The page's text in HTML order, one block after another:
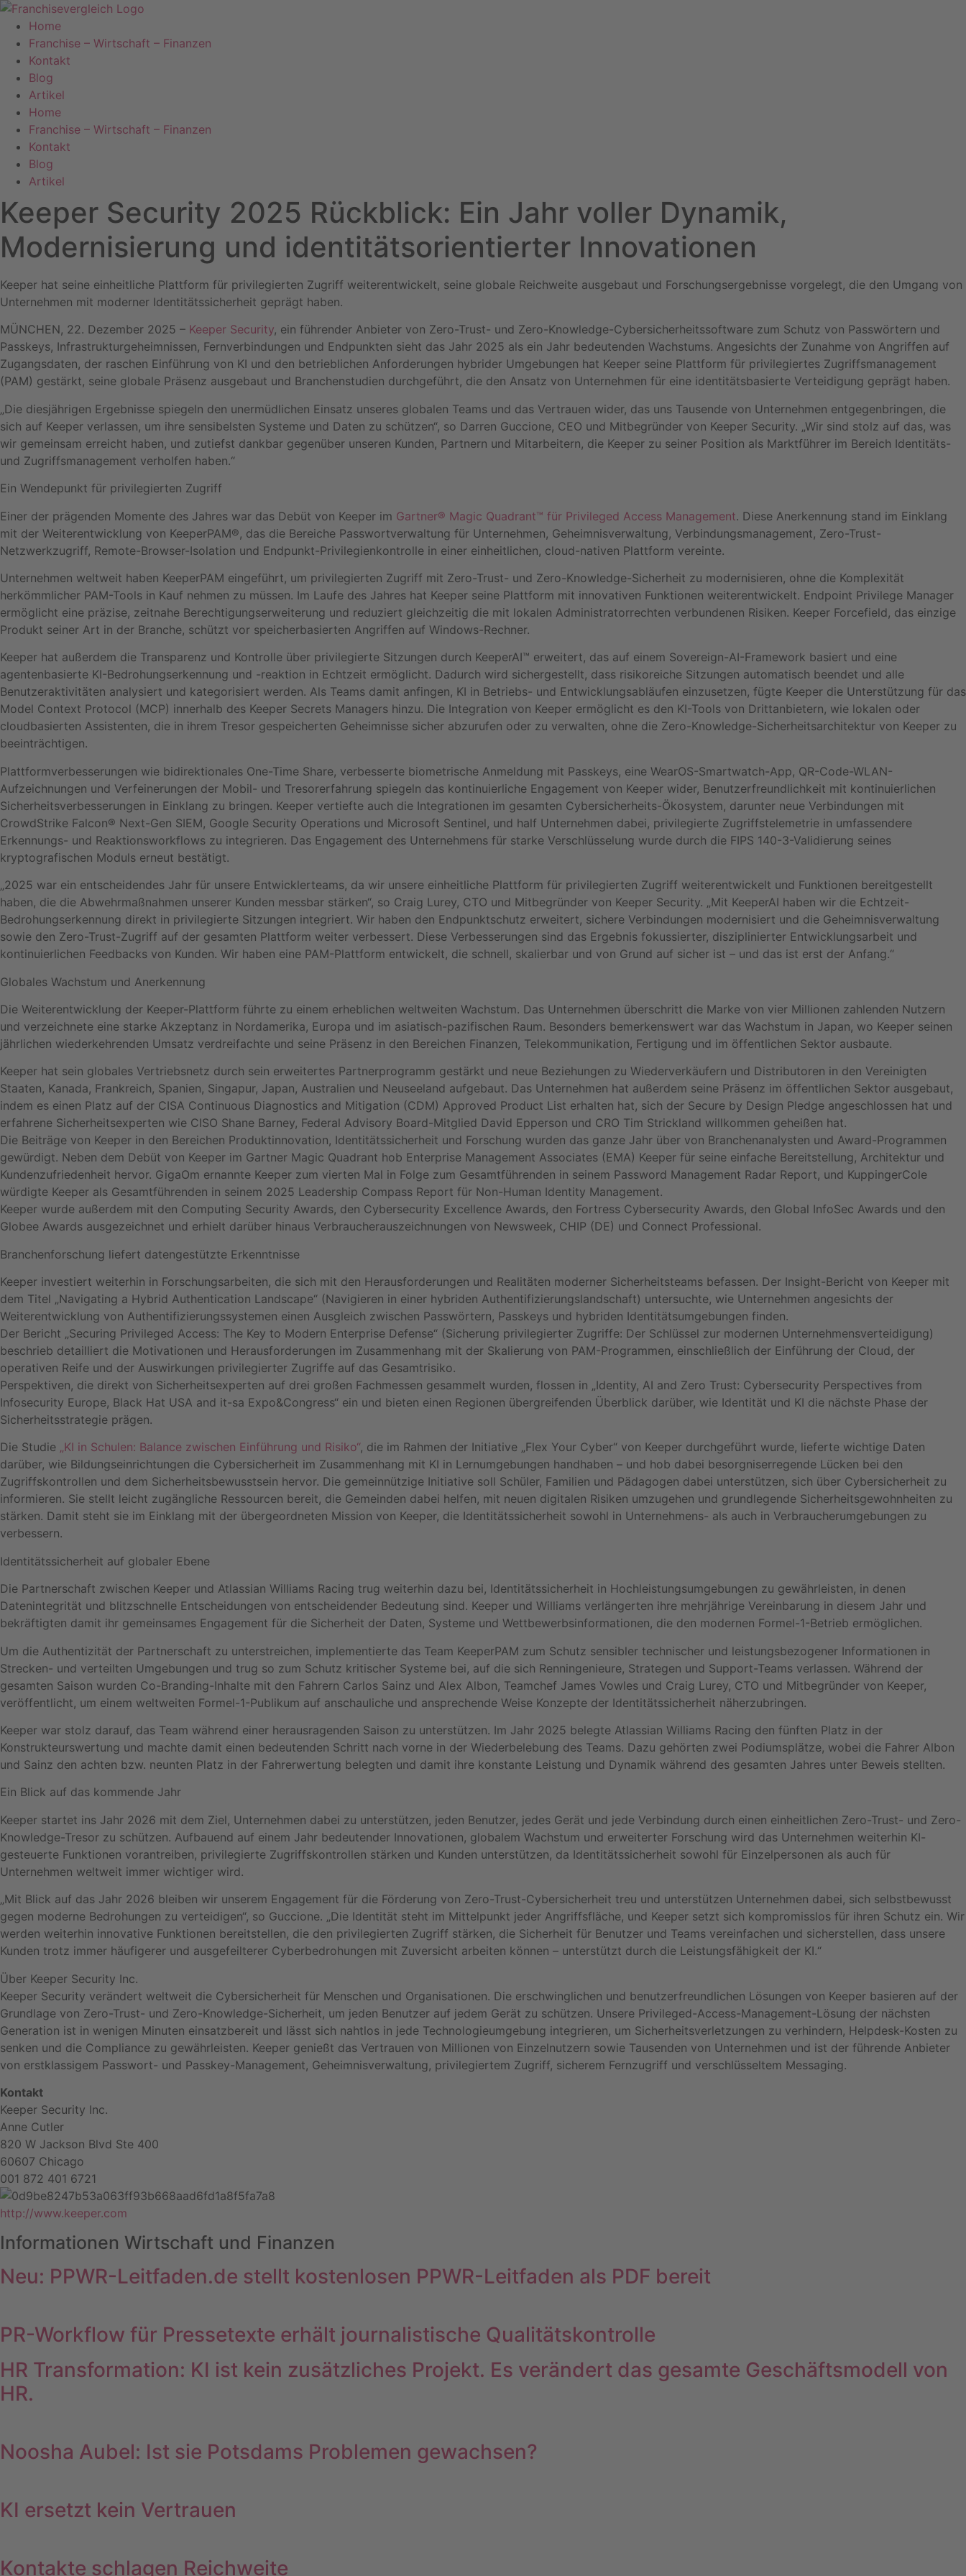
Zum
Inhalt
springen
Home
Franchise – Wirtschaft – Finanzen
Kontakt
Blog
Artikel
Home
Franchise – Wirtschaft – Finanzen
Kontakt
Blog
Artikel
Keeper Security 2025 Rückblick: Ein Jahr voller Dynamik,
Modernisierung und identitätsorientierter Innovationen
Keeper hat seine einheitliche Plattform für privilegierten Zugriff weiterentwickelt, seine globale Reichweite ausgebaut und Forschungsergebnisse vorgelegt, die den Umgang von
Unternehmen mit moderner Identitätssicherheit geprägt haben.
MÜNCHEN, 22. Dezember 2025 – Keeper Security, ein führender Anbieter von Zero-Trust- und Zero-Knowledge-Cybersicherheitssoftware zum Schutz von Passwörtern und
Passkeys, Infrastrukturgeheimnissen, Fernverbindungen und Endpunkten sieht das Jahr 2025 als ein Jahr bedeutenden Wachstums. Angesichts der Zunahme von Angriffen auf
Zugangsdaten, der raschen Einführung von KI und den betrieblichen Anforderungen hybrider Umgebungen hat Keeper seine Plattform für privilegiertes Zugriffsmanagement
(PAM) gestärkt, seine globale Präsenz ausgebaut und Branchenstudien durchgeführt, die den Ansatz von Unternehmen für eine identitätsbasierte Verteidigung geprägt haben.
„Die diesjährigen Ergebnisse spiegeln den unermüdlichen Einsatz unseres globalen Teams und das Vertrauen wider, das uns Tausende von Unternehmen entgegenbringen, die
sich auf Keeper verlassen, um ihre sensibelsten Systeme und Daten zu schützen“, so Darren Guccione, CEO und Mitbegründer von Keeper Security. „Wir sind stolz auf das, was
wir gemeinsam erreicht haben, und zutiefst dankbar gegenüber unseren Kunden, Partnern und Mitarbeitern, die Keeper zu seiner Position als Marktführer im Bereich Identitäts-
und Zugriffsmanagement verholfen haben.“
Ein Wendepunkt für privilegierten Zugriff
Einer der prägenden Momente des Jahres war das Debüt von Keeper im Gartner® Magic Quadrant™ für Privileged Access Management. Diese Anerkennung stand im Einklang
mit der Weiterentwicklung von KeeperPAM®, das die Bereiche Passwortverwaltung für Unternehmen, Geheimnisverwaltung, Verbindungsmanagement, Zero-Trust-
Netzwerkzugriff, Remote-Browser-Isolation und Endpunkt-Privilegienkontrolle in einer einheitlichen, cloud-nativen Plattform vereinte.
Unternehmen weltweit haben KeeperPAM eingeführt, um privilegierten Zugriff mit Zero-Trust- und Zero-Knowledge-Sicherheit zu modernisieren, ohne die Komplexität
herkömmlicher PAM-Tools in Kauf nehmen zu müssen. Im Laufe des Jahres hat Keeper seine Plattform mit innovativen Funktionen weiterentwickelt. Endpoint Privilege Manager
ermöglicht eine präzise, zeitnahe Berechtigungserweiterung und reduziert gleichzeitig die mit lokalen Administratorrechten verbundenen Risiken. Keeper Forcefield, das einzige
Produkt seiner Art in der Branche, schützt vor speicherbasierten Angriffen auf Windows-Rechner.
Keeper hat außerdem die Transparenz und Kontrolle über privilegierte Sitzungen durch KeeperAI™ erweitert, das auf einem Sovereign-AI-Framework basiert und eine
agentenbasierte KI-Bedrohungserkennung und -reaktion in Echtzeit ermöglicht. Dadurch wird sichergestellt, dass risikoreiche Sitzungen automatisch beendet und alle
Benutzeraktivitäten analysiert und kategorisiert werden. Als Teams damit anfingen, KI in Betriebs- und Entwicklungsabläufen einzusetzen, fügte Keeper die Unterstützung für das
Model Context Protocol (MCP) innerhalb des Keeper Secrets Managers hinzu. Die Integration von Keeper ermöglicht es den KI-Tools von Drittanbietern, wie lokalen oder
cloudbasierten Assistenten, die in ihrem Tresor gespeicherten Geheimnisse sicher abzurufen oder zu verwalten, ohne die Zero-Knowledge-Sicherheitsarchitektur von Keeper zu
beeinträchtigen.
Plattformverbesserungen wie bidirektionales One-Time Share, verbesserte biometrische Anmeldung mit Passkeys, eine WearOS-Smartwatch-App, QR-Code-WLAN-
Aufzeichnungen und Verfeinerungen der Mobil- und Tresorerfahrung spiegeln das kontinuierliche Engagement von Keeper wider, Benutzerfreundlichkeit mit kontinuierlichen
Sicherheitsverbesserungen in Einklang zu bringen. Keeper vertiefte auch die Integrationen im gesamten Cybersicherheits-Ökosystem, darunter neue Verbindungen mit
CrowdStrike Falcon® Next-Gen SIEM, Google Security Operations und Microsoft Sentinel, und half Unternehmen dabei, privilegierte Zugriffstelemetrie in umfassendere
Erkennungs- und Reaktionsworkflows zu integrieren. Das Engagement des Unternehmens für starke Verschlüsselung wurde durch die FIPS 140-3-Validierung seines
kryptografischen Moduls erneut bestätigt.
„2025 war ein entscheidendes Jahr für unsere Entwicklerteams, da wir unsere einheitliche Plattform für privilegierten Zugriff weiterentwickelt und Funktionen bereitgestellt
haben, die die Abwehrmaßnahmen unserer Kunden messbar stärken“, so Craig Lurey, CTO und Mitbegründer von Keeper Security. „Mit KeeperAI haben wir die Echtzeit-
Bedrohungserkennung direkt in privilegierte Sitzungen integriert. Wir haben den Endpunktschutz erweitert, sichere Verbindungen modernisiert und die Geheimnisverwaltung
sowie den Zero-Trust-Zugriff auf der gesamten Plattform weiter verbessert. Diese Verbesserungen sind das Ergebnis fokussierter, disziplinierter Entwicklungsarbeit und
kontinuierlichen Feedbacks von Kunden. Wir haben eine PAM-Plattform entwickelt, die schnell, skalierbar und von Grund auf sicher ist – und das ist erst der Anfang.“
Globales Wachstum und Anerkennung
Die Weiterentwicklung der Keeper-Plattform führte zu einem erheblichen weltweiten Wachstum. Das Unternehmen überschritt die Marke von vier Millionen zahlenden Nutzern
und verzeichnete eine starke Akzeptanz in Nordamerika, Europa und im asiatisch-pazifischen Raum. Besonders bemerkenswert war das Wachstum in Japan, wo Keeper seinen
jährlichen wiederkehrenden Umsatz verdreifachte und seine Präsenz in den Bereichen Finanzen, Telekommunikation, Fertigung und im öffentlichen Sektor ausbaute.
Keeper hat sein globales Vertriebsnetz durch sein erweitertes Partnerprogramm gestärkt und neue Beziehungen zu Wiederverkäufern und Distributoren in den Vereinigten
Staaten, Kanada, Frankreich, Spanien, Singapur, Japan, Australien und Neuseeland aufgebaut. Das Unternehmen hat außerdem seine Präsenz im öffentlichen Sektor ausgebaut,
indem es einen Platz auf der CISA Continuous Diagnostics and Mitigation (CDM) Approved Product List erhalten hat, sich der Secure by Design Pledge angeschlossen hat und
erfahrene Sicherheitsexperten wie CISO Shane Barney, Federal Advisory Board-Mitglied David Epperson und CRO Tim Strickland willkommen geheißen hat.
Die Beiträge von Keeper in den Bereichen Produktinnovation, Identitätssicherheit und Forschung wurden das ganze Jahr über von Branchenanalysten und Award-Programmen
gewürdigt. Neben dem Debüt von Keeper im Gartner Magic Quadrant hob Enterprise Management Associates (EMA) Keeper für seine einfache Bereitstellung, Architektur und
Kundenzufriedenheit hervor. GigaOm ernannte Keeper zum vierten Mal in Folge zum Gesamtführenden in seinem Password Management Radar Report, und KuppingerCole
würdigte Keeper als Gesamtführenden in seinem 2025 Leadership Compass Report für Non-Human Identity Management.
Keeper wurde außerdem mit den Computing Security Awards, den Cybersecurity Excellence Awards, den Fortress Cybersecurity Awards, den Global InfoSec Awards und den
Globee Awards ausgezeichnet und erhielt darüber hinaus Verbraucherauszeichnungen von Newsweek, CHIP (DE) und Connect Professional.
Branchenforschung liefert datengestützte Erkenntnisse
Keeper investiert weiterhin in Forschungsarbeiten, die sich mit den Herausforderungen und Realitäten moderner Sicherheitsteams befassen. Der Insight-Bericht von Keeper mit
dem Titel „Navigating a Hybrid Authentication Landscape“ (Navigieren in einer hybriden Authentifizierungslandschaft) untersuchte, wie Unternehmen angesichts der
Weiterentwicklung von Authentifizierungssystemen einen Ausgleich zwischen Passwörtern, Passkeys und hybriden Identitätsumgebungen finden.
Der Bericht „Securing Privileged Access: The Key to Modern Enterprise Defense“ (Sicherung privilegierter Zugriffe: Der Schlüssel zur modernen Unternehmensverteidigung)
beschrieb detailliert die Motivationen und Herausforderungen im Zusammenhang mit der Skalierung von PAM-Programmen, einschließlich der Einführung der Cloud, der
operativen Reife und der Auswirkungen privilegierter Zugriffe auf das Gesamtrisiko.
Perspektiven, die direkt von Sicherheitsexperten auf drei großen Fachmessen gesammelt wurden, flossen in „Identity, AI and Zero Trust: Cybersecurity Perspectives from
Infosecurity Europe, Black Hat USA and it-sa Expo&Congress“ ein und bieten einen Regionen übergreifenden Überblick darüber, wie Identität und KI die nächste Phase der
Sicherheitsstrategie prägen.
Die Studie „KI in Schulen: Balance zwischen Einführung und Risiko“, die im Rahmen der Initiative „Flex Your Cyber“ von Keeper durchgeführt wurde, lieferte wichtige Daten
darüber, wie Bildungseinrichtungen die Cybersicherheit im Zusammenhang mit KI in Lernumgebungen handhaben – und hob dabei besorgniserregende Lücken bei den
Zugriffskontrollen und dem Sicherheitsbewusstsein hervor. Die gemeinnützige Initiative soll Schüler, Familien und Pädagogen dabei unterstützen, sich über Cybersicherheit zu
informieren. Sie stellt leicht zugängliche Ressourcen bereit, die Gemeinden dabei helfen, mit neuen digitalen Risiken umzugehen und grundlegende Sicherheitsgewohnheiten zu
stärken. Damit steht sie im Einklang mit der übergeordneten Mission von Keeper, die Identitätssicherheit sowohl in Unternehmens- als auch in Verbraucherumgebungen zu
verbessern.
Identitätssicherheit auf globaler Ebene
Die Partnerschaft zwischen Keeper und Atlassian Williams Racing trug weiterhin dazu bei, Identitätssicherheit in Hochleistungsumgebungen zu gewährleisten, in denen
Datenintegrität und blitzschnelle Entscheidungen von entscheidender Bedeutung sind. Keeper und Williams verlängerten ihre mehrjährige Vereinbarung in diesem Jahr und
bekräftigten damit ihr gemeinsames Engagement für die Sicherheit der Daten, Systeme und Wettbewerbsinformationen, die den modernen Formel-1-Betrieb ermöglichen.
Um die Authentizität der Partnerschaft zu unterstreichen, implementierte das Team KeeperPAM zum Schutz sensibler technischer und leistungsbezogener Informationen in
Strecken- und verteilten Umgebungen und trug so zum Schutz kritischer Systeme bei, auf die sich Renningenieure, Strategen und Support-Teams verlassen. Während der
gesamten Saison wurden Co-Branding-Inhalte mit den Fahrern Carlos Sainz und Alex Albon, Teamchef James Vowles und Craig Lurey, CTO und Mitbegründer von Keeper,
veröffentlicht, um einem weltweiten Formel-1-Publikum auf anschauliche und ansprechende Weise Konzepte der Identitätssicherheit näherzubringen.
Keeper war stolz darauf, das Team während einer herausragenden Saison zu unterstützen. Im Jahr 2025 belegte Atlassian Williams Racing den fünften Platz in der
Konstrukteurswertung und machte damit einen bedeutenden Schritt nach vorne in der Wiederbelebung des Teams. Dazu gehörten zwei Podiumsplätze, wobei die Fahrer Albon
und Sainz den achten bzw. neunten Platz in der Fahrerwertung belegten und damit ihre konstante Leistung und Dynamik während des gesamten Jahres unter Beweis stellten.
Ein Blick auf das kommende Jahr
Keeper startet ins Jahr 2026 mit dem Ziel, Unternehmen dabei zu unterstützen, jeden Benutzer, jedes Gerät und jede Verbindung durch einen einheitlichen Zero-Trust- und Zero-
Knowledge-Tresor zu schützen. Aufbauend auf einem Jahr bedeutender Innovationen, globalem Wachstum und erweiterter Forschung wird das Unternehmen weiterhin KI-
gesteuerte Funktionen vorantreiben, privilegierte Zugriffskontrollen stärken und Kunden unterstützen, da Identitätssicherheit sowohl für Einzelpersonen als auch für
Unternehmen weltweit immer wichtiger wird.
„Mit Blick auf das Jahr 2026 bleiben wir unserem Engagement für die Förderung von Zero-Trust-Cybersicherheit treu und unterstützen Unternehmen dabei, sich selbstbewusst
gegen moderne Bedrohungen zu verteidigen“, so Guccione. „Die Identität steht im Mittelpunkt jeder Angriffsfläche, und Keeper setzt sich kompromisslos für ihren Schutz ein. Wir
werden weiterhin innovative Funktionen bereitstellen, die den privilegierten Zugriff stärken, die Sicherheit für Benutzer und Teams vereinfachen und sicherstellen, dass unsere
Kunden trotz immer häufigerer und ausgefeilterer Cyberbedrohungen mit Zuversicht arbeiten können – unterstützt durch die Leistungsfähigkeit der KI.“
Über Keeper Security Inc.
Keeper Security verändert weltweit die Cybersicherheit für Menschen und Organisationen. Die erschwinglichen und benutzerfreundlichen Lösungen von Keeper basieren auf der
Grundlage von Zero-Trust- und Zero-Knowledge-Sicherheit, um jeden Benutzer auf jedem Gerät zu schützen. Unsere Privileged-Access-Management-Lösung der nächsten
Generation ist in wenigen Minuten einsatzbereit und lässt sich nahtlos in jede Technologieumgebung integrieren, um Sicherheitsverletzungen zu verhindern, Helpdesk-Kosten zu
senken und die Compliance zu gewährleisten. Keeper genießt das Vertrauen von Millionen von Einzelnutzern sowie Tausenden von Unternehmen und ist der führende Anbieter
von erstklassigem Passwort- und Passkey-Management, Geheimnisverwaltung, privilegiertem Zugriff, sicherem Fernzugriff und verschlüsseltem Messaging.
Kontakt
Keeper Security Inc.
Anne Cutler
820 W Jackson Blvd Ste 400
60607 Chicago
001 872 401 6721
http://www.keeper.com
Informationen Wirtschaft und Finanzen
Neu: PPWR-Leitfaden.de stellt kostenlosen PPWR-Leitfaden als PDF bereit
PR-Workflow für Pressetexte erhält journalistische Qualitätskontrolle
HR Transformation: KI ist kein zusätzliches Projekt. Es verändert das gesamte Geschäftsmodell von
HR.
Noosha Aubel: Ist sie Potsdams Problemen gewachsen?
KI ersetzt kein Vertrauen
Kontakte schlagen Reichweite